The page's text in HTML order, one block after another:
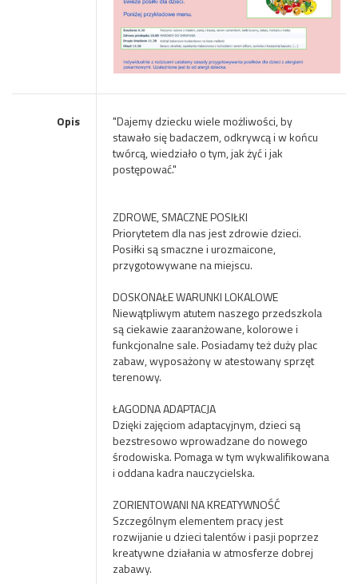
Opis
"Dajemy dziecku wiele możliwości, by
stawało się badaczem, odkrywcą i w końcu
twórcą, wiedziało o tym, jak żyć i jak
postępować."
ZDROWE, SMACZNE POSIŁKI
Priorytetem dla nas jest zdrowie dzieci.
Posiłki są smaczne i urozmaicone,
przygotowywane na miejscu.
DOSKONAŁE WARUNKI LOKALOWE
Niewątpliwym atutem naszego przedszkola
są ciekawie zaaranżowane, kolorowe i
funkcjonalne sale. Posiadamy też duży plac
zabaw, wyposażony w atestowany sprzęt
terenowy.
ŁAGODNA ADAPTACJA
Dzięki zajęciom adaptacyjnym, dzieci są
bezstresowo wprowadzane do nowego
środowiska. Pomaga w tym wykwalifikowana
i oddana kadra nauczycielska.
ZORIENTOWANI NA KREATYWNOŚĆ
Szczególnym elementem pracy jest
rozwijanie u dzieci talentów i pasji poprzez
kreatywne działania w atmosferze dobrej
zabawy.